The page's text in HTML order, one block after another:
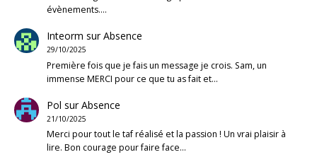
évènements.…
Inteorm surAbsence
29/10/2025
Première fois que je fais un message je crois. Sam, un
immense MERCI pour ce que tu as fait et…
Pol surAbsence
21/10/2025
Merci pour tout le taf réalisé et la passion ! Un vrai plaisir à
lire. Bon courage pour faire face…